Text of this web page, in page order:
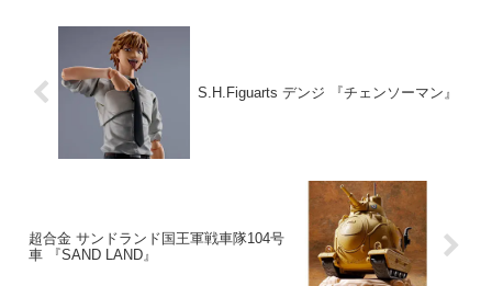
S.H.Figuarts デンジ 『チェンソーマン』
超合金 サンドランド国王軍戦車隊104号
車 『SAND LAND』